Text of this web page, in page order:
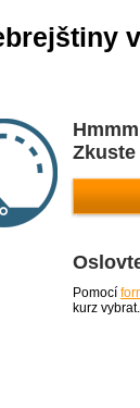
Pomocí
kurz vybrat.